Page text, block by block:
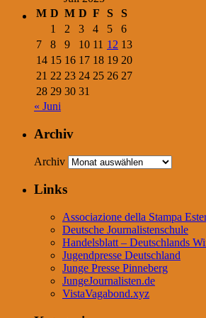
M D M D F S
S
1
2 3 4 5
6
7
8 9 10 11 12 13
14 15 16 17 18 19 20
21 22 23 24 25 26 27
28 29 30 31
« Juni
Archiv
Archiv
Links
Associazione della Stampa
Deutsche Journalistenschule
Handelsblatt – Deutschlands
Jugendpresse Deutschland
Junge Presse Pinneberg
JungeJournalisten.de
VistaVagabond.xyz